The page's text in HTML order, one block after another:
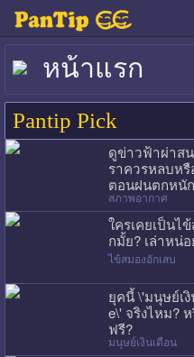
หน้าแรก
Pantip Pick
ดูข่าวฟ้าผ่าส
ราควรหลบหรื
ตอนฝนตกหนั
สภาพอากาศ
ใครเคยเป็นไ
กมั้ย? เล่าหน่
ไข้สมองอักเสบ
ยุคนี้ \'มนุษย์เงิ
e\' จริงไหม?
ฟรี?
มนุษย์เงินเดือน